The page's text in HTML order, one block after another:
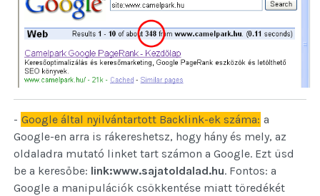
- Google által nyilvántartott Backlink-ek száma: a
Google-en arra is rákereshetsz, hogy hány és mely, az
oldaladra mutató linket tart számon a Google. Ezt üsd
be a keresőbe: link:www.sajatoldalad.hu. Fontos: a
Google a manipulációk csökkentése miatt töredékét